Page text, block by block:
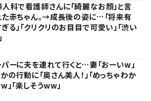
科で看護師さんに「綺麗なお顔」と言
た赤ちゃん。→成長後の姿に…「将来有
る」「クリクリのお目目で可愛い」「渋い
ーに夫を連れて行くと…妻「おーいw」
の行動に「奥さん美人！」「めっちゃわか
」「楽しそうww」